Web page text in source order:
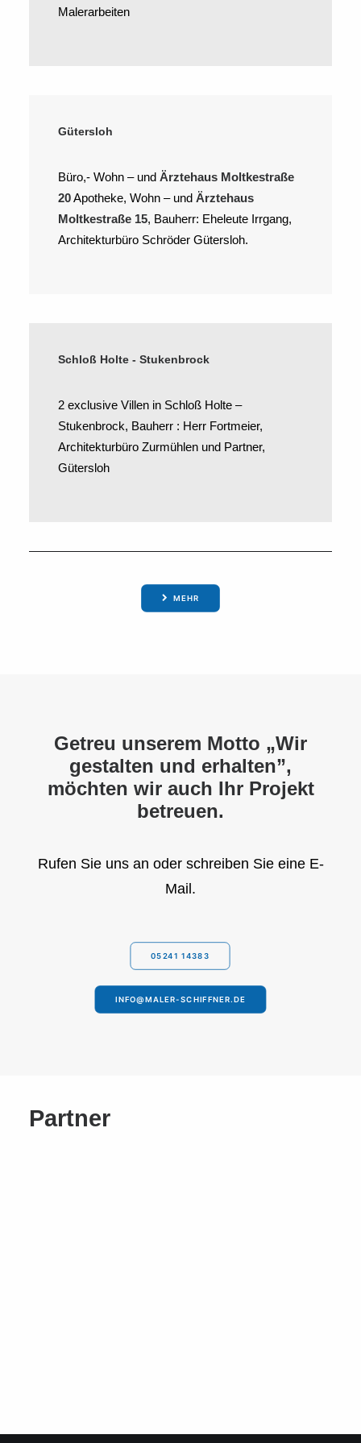
Malerarbeiten
Gütersloh
Büro,- Wohn – und Ärztehaus Moltkestraße
20Apotheke, Wohn – und Ärztehaus
Moltkestraße 15, Bauherr: Eheleute Irrgang,
Architekturbüro Schröder Gütersloh.
Schloß Holte - Stukenbrock
2 exclusive Villen in Schloß Holte –
Stukenbrock, Bauherr : Herr Fortmeier,
Architekturbüro Zurmühlen und Partner,
Gütersloh
MEHR
Getreu unserem Motto „Wir
gestalten und erhalten”,
möchten wir auch Ihr Projekt
betreuen.
Rufen Sie uns an oder schreiben Sie eine E-
Mail.
05241 14383
INFO@MALER-SCHIFFNER.DE
Partner